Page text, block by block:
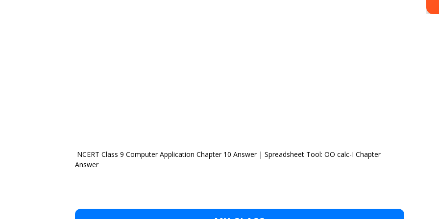
NCERT Class 9 Computer Application Chapter 10 Answer | Spreadsheet Tool: OO calc-I Chapter
Answer